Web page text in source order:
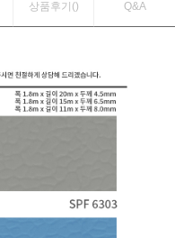
상품후기() Q&A